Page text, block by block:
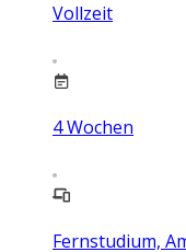
Vollzeit
4Wochen
Fernstudium,